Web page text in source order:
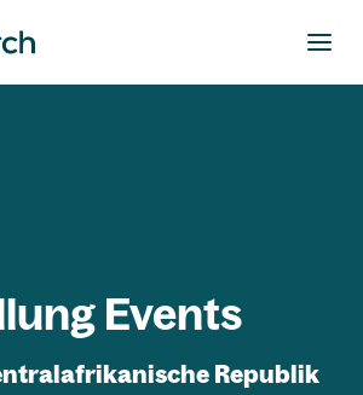
Events
Republik